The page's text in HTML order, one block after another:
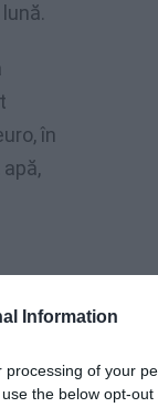
Information
of your
the below opt-out
în